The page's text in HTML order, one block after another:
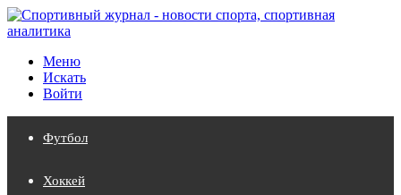
Меню
Искать
Войти
Футбол
Хоккей